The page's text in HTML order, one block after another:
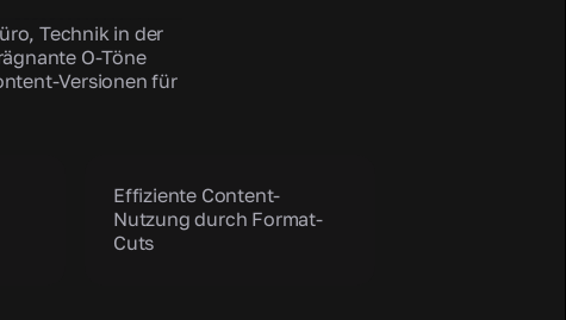
Technik in der
O-Töne
Versionen für
Effiziente Content-
Nutzung durch Format-
Cuts